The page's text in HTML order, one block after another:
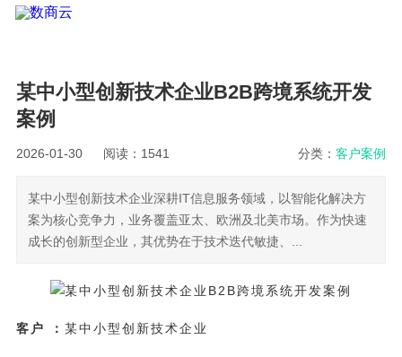
某中小型创新技术企业B2B跨境系统开发
案例
2026-01-30 阅读：1541 分类：客户案例
某中小型创新技术企业深耕IT信息服务领域，以智能化解决方
案为核心竞争力，业务覆盖亚太、欧洲及北美市场。作为快速
成长的创新型企业，其优势在于技术迭代敏捷、...
客户 ： 某中小型创新技术企业